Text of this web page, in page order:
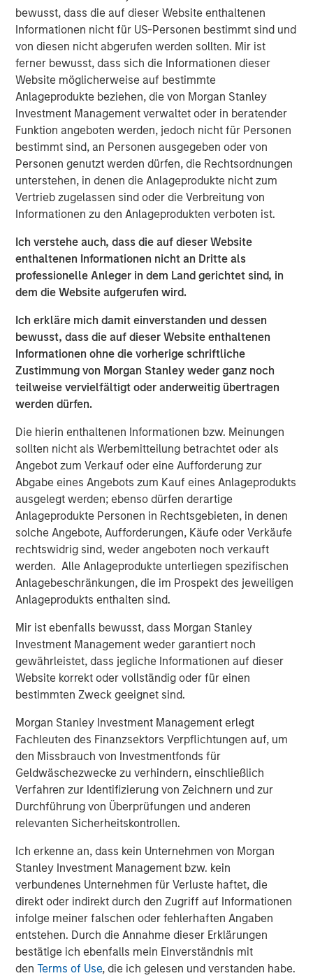
bewusst, dass die auf dieser Website enthaltenen
Informationen nicht für US-Personen bestimmt sind und
von diesen nicht abgerufen werden sollten. Mir ist
ferner bewusst, dass sich die Informationen dieser
Website möglicherweise auf bestimmte
Anlageprodukte beziehen, die von Morgan Stanley
Investment Management verwaltet oder in beratender
Funktion angeboten werden, jedoch nicht für Personen
bestimmt sind, an Personen ausgegeben oder von
Personen genutzt werden dürfen, die Rechtsordnungen
unterstehen, in denen die Anlageprodukte nicht zum
Vertrieb zugelassen sind oder die Verbreitung von
Informationen zu den Anlageprodukten verboten ist.
Ich verstehe auch, dass die auf dieser Website
enthaltenen Informationen nicht an Dritte als
professionelle Anleger in dem Land gerichtet sind, in
dem die Website aufgerufen wird.
Ich erkläre mich damit einverstanden und dessen
bewusst, dass die auf dieser Website enthaltenen
Informationen ohne die vorherige schriftliche
Zustimmung von Morgan Stanley weder ganz noch
teilweise vervielfältigt oder anderweitig übertragen
werden dürfen.
Die hierin enthaltenen Informationen bzw. Meinungen
sollten nicht als Werbemitteilung betrachtet oder als
Angebot zum Verkauf oder eine Aufforderung zur
Abgabe eines Angebots zum Kauf eines Anlageprodukts
ausgelegt werden; ebenso dürfen derartige
Anlageprodukte Personen in Rechtsgebieten, in denen
solche Angebote, Aufforderungen, Käufe oder Verkäufe
rechtswidrig sind, weder angeboten noch verkauft
werden. Alle Anlageprodukte unterliegen spezifischen
Anlagebeschränkungen, die im Prospekt des jeweiligen
Anlageprodukts enthalten sind.
Mir ist ebenfalls bewusst, dass Morgan Stanley
Investment Management weder garantiert noch
gewährleistet, dass jegliche Informationen auf dieser
Website korrekt oder vollständig oder für einen
bestimmten Zweck geeignet sind.
Morgan Stanley Investment Management erlegt
Fachleuten des Finanzsektors Verpflichtungen auf, um
den Missbrauch von Investmentfonds für
Geldwäschezwecke zu verhindern, einschließlich
Verfahren zur Identifizierung von Zeichnern und zur
Durchführung von Überprüfungen und anderen
relevanten Sicherheitskontrollen.
Ich erkenne an, dass kein Unternehmen von Morgan
Stanley Investment Management bzw. kein
verbundenes Unternehmen für Verluste haftet, die
direkt oder indirekt durch den Zugriff auf Informationen
infolge meiner falschen oder fehlerhaften Angaben
entstehen. Durch die Annahme dieser Erklärungen
bestätige ich ebenfalls mein Einverständnis mit
denTerms of Use, die ich gelesen und verstanden habe.
new logo for PPC Flexible Packaging and outlined the
proposed scope of work for the campaign. Fisher plans to
incorporate the new logo across print and digital
collateral, including a re-designed website. Fisher CEO
Kevin Keneally indicates the rebranding efforts signal the
next step in the company’s growth within the packaging
industry.
“Fisher Container and PPC are both successful leaders in
the packaging industry,” said Mr. Keneally. “After the
merger, we knew we had an opportunity to create a new
brand identity that would showcase our innovation and
speed to market. PPC Flexible Packaging now has a
visual identity that captures our quality, service, and
In addition to creating a new visual identity for the
company, the rebrand will highlight PPC Flexible
Packaging’s focus on two primary market segments—
consumer division focuses on food, “better for you,”
organic, snack, produce, bakery, and pet food retail
packaging, while the precision clean division focuses on
healthcare, clean room, critical environment, and
microelectronic packaging. Fisher will visually display the
names of the two segments in conjunction with the new
logo in internal and external communications. Mr.
Keneally believes this will further strengthen brand
presence within the packaging industry.
“We are committed to providing speed to market, value,
and quality in a highly-diverse industry, and our well-
defined focus helps us achieve this goal,” said Mr.
Keneally. “We look forward to seeing our company grow
and thrive through acquisitions and organic growth as our
rebranding vision materializes in the coming months.”
Fisher plans to launch PPC Flexible Packaging’s re-
About Fisher Container Holdings, LLC
Based in Buffalo Grove, Illinois, Fisher is a leading
provider of cleanroom and consumer packaging for the
healthcare, snack, organic, “better-for-you,” and produce
markets. The company excels in the design of value-
added printed, laminated and stand up pouch packaging
for the most demanding applications. With an in-house
graphics department, Fisher—and its most recent
acquisition, Packaging Products Corporation (PPC)—is
delivering service, quality, and technology to its valued
customer base. Together, Fisher and PPC form the entity
PPC Flexible Packaging. The company is privately owned
by management and Morgan Stanley Capital Partners.
About Morgan Stanley Capital Partners